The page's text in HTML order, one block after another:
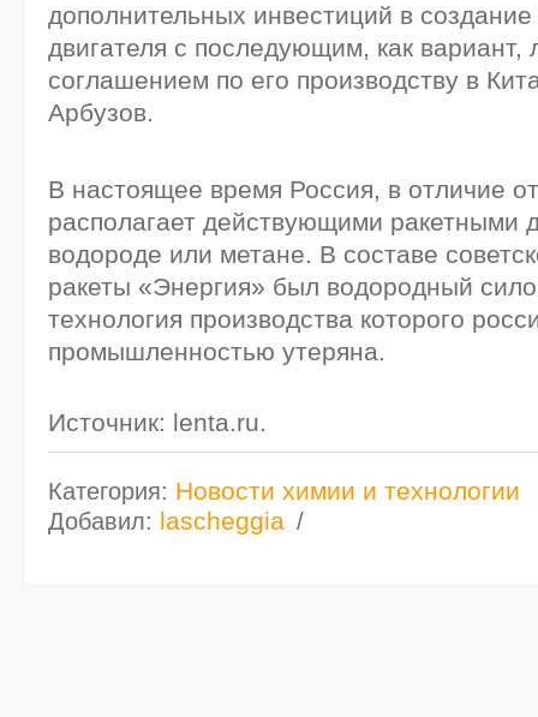
дополнительных инвестиций в создание
двигателя с последующим, как
соглашением по его производству в
Арбузов.
В настоящее время Россия, в отличие
располагает действующими ракетными
водороде или метане. В составе
ракеты «Энергия» был водородный
технология производства которого
промышленностью утеряна.
Источник: lenta.ru.
Категория: Новости химии и технологии
Добавил: lascheggia